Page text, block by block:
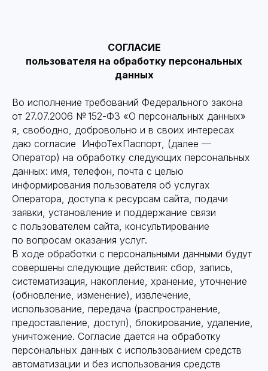
СОГЛАСИЕ
пользователя на обработку персональных
данных
Во исполнение требований Федерального закона
от 27.07.2006 № 152-ФЗ «О персональных данных»
я, свободно, добровольно и в своих интересах
даю согласие ИнфоТехПаспорт, (далее —
Оператор) на обработку следующих персональных
данных: имя, телефон, почта с целью
информирования пользователя об услугах
Оператора, доступа к ресурсам сайта, подачи
заявки, установление и поддержание связи
с пользователем сайта, консультирование
по вопросам оказания услуг.
В ходе обработки с персональными данными будут
совершены следующие действия: сбор, запись,
систематизация, накопление, хранение, уточнение
(обновление, изменение), извлечение,
использование, передача (распространение,
предоставление, доступ), блокирование, удаление,
уничтожение. Согласие дается на обработку
персональных данных с использованием средств
автоматизации и без использования средств